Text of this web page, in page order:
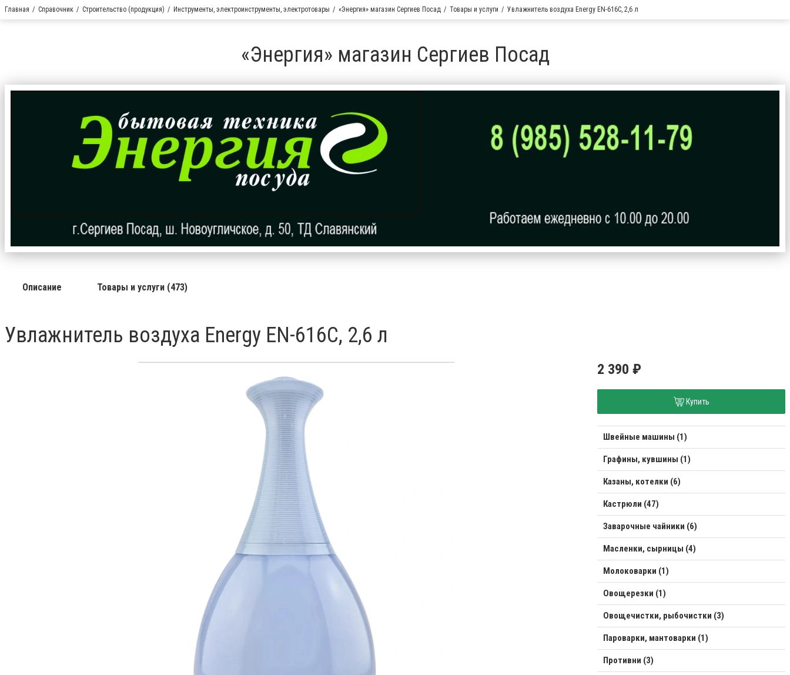
Главная Справочник Строительство (продукция) Инструменты, электроинструменты, электротовары «Энергия» магазин Сергиев Посад Товары и услуги Увлажнитель воздуха Energy EN-616C, 2,6 л
«Энергия» магазин Сергиев Посад
Описание Товары и услуги (473)
Увлажнитель воздуха Energy EN-616C, 2,6 л
2 390 ₽
Купить
Швейные машины (1)
Графины, кувшины (1)
Казаны, котелки (6)
Кастрюли (47)
Заварочные чайники (6)
Масленки, сырницы (4)
Молоковарки (1)
Овощерезки (1)
Овощечистки, рыбочистки (3)
Пароварки, мантоварки (1)
Противни (3)